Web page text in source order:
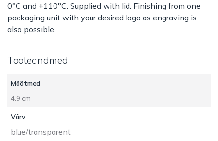
0°C and +110°C. Supplied with lid. Finishing from one
packaging unit with your desired logo as engraving is
also possible.
Tooteandmed
Mõõtmed
4.9 cm
Värv
blue/transparent